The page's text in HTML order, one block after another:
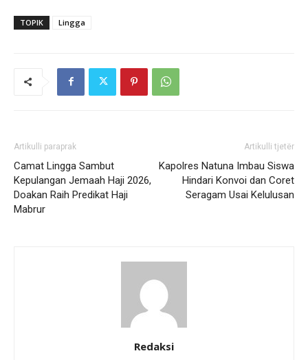
TOPIK Lingga
Artikulli paraprak
Camat Lingga Sambut
Kepulangan Jemaah Haji 2026,
Doakan Raih Predikat Haji
Mabrur
Artikulli tjetër
Kapolres Natuna Imbau Siswa
Hindari Konvoi dan Coret
Seragam Usai Kelulusan
Redaksi